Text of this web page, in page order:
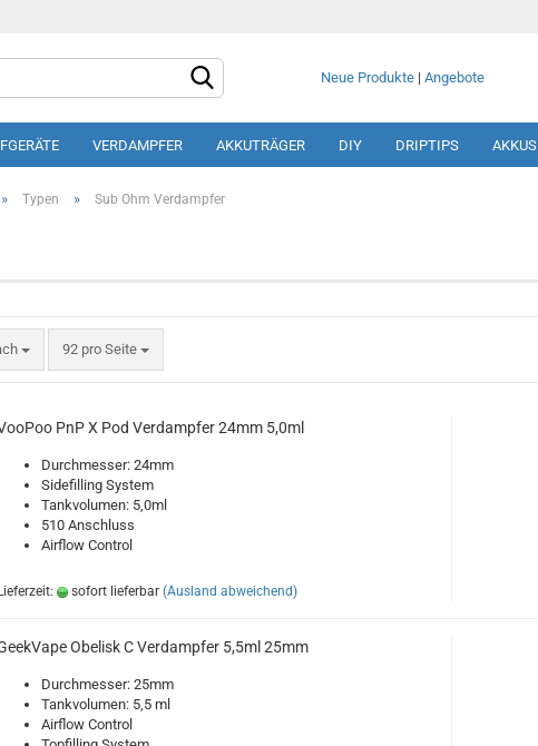
Konto erstellen
Neue Produkte |Angebote
VERDAMPFER AKKUTRÄGER DIY DRIPTIPS AKKUS
» Typen » Sub Ohm Verdampfer
92 pro Seite
PnP X Pod Verdampfer 24mm 5,0ml
Durchmesser: 24mm
Sidefilling System
Tankvolumen: 5,0ml
510 Anschluss
Airflow Control
Lieferzeit: sofort lieferbar (Ausland abweichend)
Obelisk C Verdampfer 5,5ml 25mm
Durchmesser: 25mm
Tankvolumen: 5,5 ml
Airflow Control